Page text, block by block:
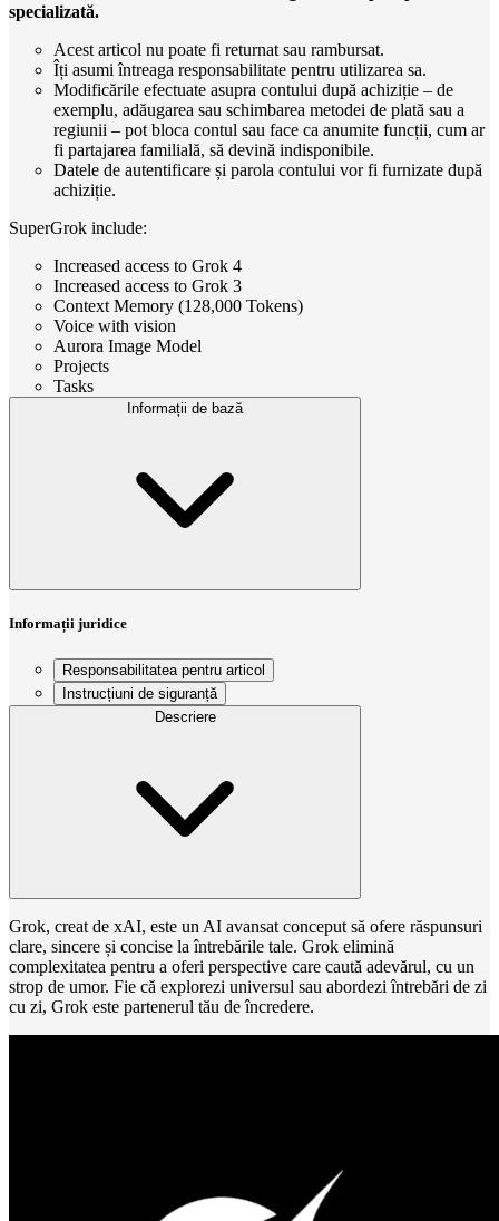
specializată.
Acest articol nu poate fi returnat sau rambursat.
Îți asumi întreaga responsabilitate pentru utilizarea sa.
Modificările efectuate asupra contului după achiziție – de
exemplu, adăugarea sau schimbarea metodei de plată sau a
regiunii – pot bloca contul sau face ca anumite funcții, cum ar
fi partajarea familială, să devină indisponibile.
Datele de autentificare și parola contului vor fi furnizate după
achiziție.
SuperGrok include:
Increased access to Grok 4
Increased access to Grok 3
Context Memory (128,000 Tokens)
Voice with vision
Aurora Image Model
Projects
Tasks
Informații de bază
Informații juridice
Responsabilitatea pentru articol
Instrucțiuni de siguranță
Descriere
Grok, creat de xAI, este un AI avansat conceput să ofere răspunsuri
clare, sincere și concise la întrebările tale. Grok elimină
complexitatea pentru a oferi perspective care caută adevărul, cu un
strop de umor. Fie că explorezi universul sau abordezi întrebări de zi
cu zi, Grok este partenerul tău de încredere.